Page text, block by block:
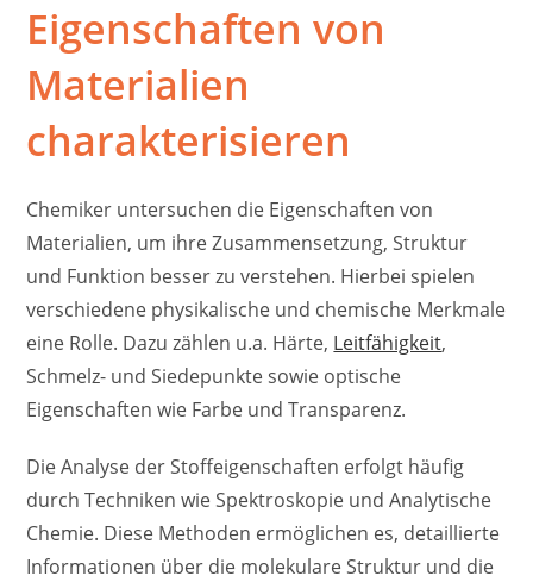
Eigenschaften von
Materialien
charakterisieren
Chemiker untersuchen die Eigenschaften von
Materialien, um ihre Zusammensetzung, Struktur
und Funktion besser zu verstehen. Hierbei spielen
verschiedene physikalische und chemische Merkmale
eine Rolle. Dazu zählen u.a. Härte, Leitfähigkeit,
Schmelz- und Siedepunkte sowie optische
Eigenschaften wie Farbe und Transparenz.
Die Analyse der Stoffeigenschaften erfolgt häufig
durch Techniken wie Spektroskopie und Analytische
Chemie. Diese Methoden ermöglichen es, detaillierte
Informationen über die molekulare Struktur und die